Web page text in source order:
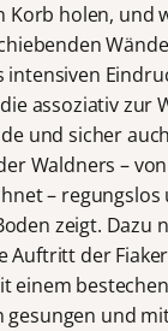
Korb holen, und
intensiven
assoziativ zur
und sicher
Waldners –
–
zeigt. Dazu
Auftritt der
einem
und